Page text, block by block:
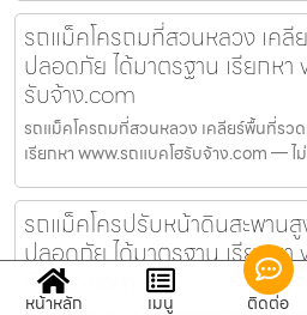
รถแม็คโครถมที่สวนหลวง เคลี
ปลอดภัย ได้มาตรฐาน เรียกหา
รับจ้าง.com
รถแม็คโครถมที่สวนหลวง เคลียร์พื้นที่รว
เรียกหา www.รถแบคโฮรับจ้าง.com — ไ
รถแม็คโครปรับหน้าดินสะพาน
ปลอดภัย ได้มาตรฐาน เรียกหา
รับจ้าง.com
หน้าหลัก เมนู ติดต่อ